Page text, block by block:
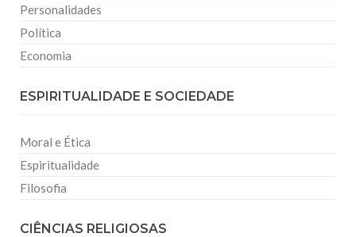
Personalidades
Política
Economia
ESPIRITUALIDADE E SOCIEDADE
Moral e Ética
Espiritualidade
Filosofia
CIÊNCIAS RELIGIOSAS